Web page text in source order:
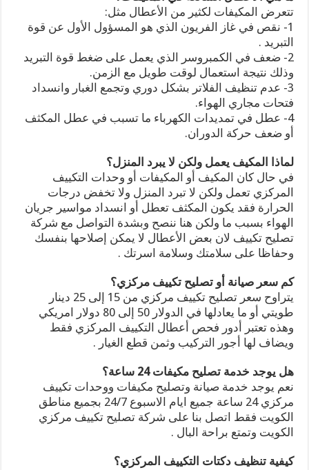
تتعرض المكيفات لكثير من الأعطال مثل:
1- نقص في غاز الفريون الذي هو المسؤول الأول عن قوة
التبريد .
2- ضعف في الكمبروسر الذي يعمل على ضغط قوة التبريد
وذلك نتيجة استعمال لوقت طويل مع الزمن.
3- عدم تنظيف الفلاتر بشكل دوري وتجمع الغبار وانسداد
فتحات مجاري الهواء.
4- عطل في تمديدات الكهرباء ما تسبب في عطل المكثف
أو ضعف حركة الدوران.
لماذا المكيف يعمل ولكن لا يبرد المنزل؟
في حال كان المكيف أو المكيفات أو وحدات التكييف
المركزي تعمل ولكن لا تبرد المنزل ولا تخفض درجات
الحرارة فقد يكون المكثف تعطل أو انسداد مواسير جريان
الهواء بسبب ما ولكن هنا ننصح وبشدة التواصل مع شركة
تصليح تكييف لان بعض الأعطال لا يمكن إصلاحها بنفسك
وحفاظا على سلامتك وسلامة اسرتك .
كم سعر صيانة أو تصليح تكييف مركزي؟
يتراوح سعر تصليح تكييف مركزي من 15 إلى 25 دينار
طويتي أو ما يعادلها في الدولار 50 إلى 80 دولار امريكي
وهذه تعتبر أدور فحص أعطال التكييف المركزي فقط
ويضاف لها أجور التركيب وثمن قطع الغيار .
هل يوجد خدمة تصليح مكيفات 24 ساعة؟
نعم يوجد خدمة صيانة وتصليح مكيفات ووحدات تكييف
مركزي 24 ساعة جميع ايام الاسبوع 24/7 بجميع مناطق
الكويت فقط اتصل بنا على شركة تصليح تكييف مركزي
الكويت وتمتع براحة البال .
كيفية تنظيف دكتات التكييف المركزي؟